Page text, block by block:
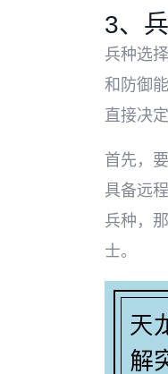
3、
兵种选
和防御
直接决
首先，
具备远
兵种，
士。